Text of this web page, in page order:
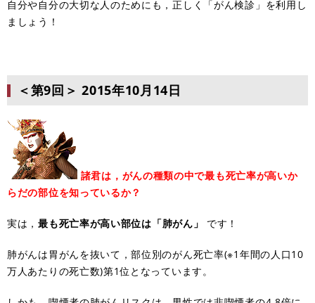
自分や自分の大切な人のためにも，正しく「がん検診」を利用し
ましょう！
＜第9回＞ 2015年10月14日
諸君は，がんの種類の中で最も死亡率が高いか
らだの部位を知っているか？
実は，最も死亡率が高い部位は「肺がん」 です！
肺がんは胃がんを抜いて，部位別のがん死亡率(※1年間の人口10
万人あたりの死亡数)第1位となっています。